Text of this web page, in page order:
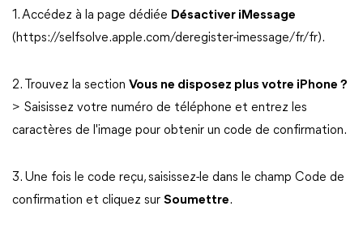
1. Accédez à la page dédiée Désactiver iMessage
(https://selfsolve.apple.com/deregister-imessage/fr/fr).
2. Trouvez la section Vous ne disposez plus votre iPhone ?
> Saisissez votre numéro de téléphone et entrez les
caractères de l'image pour obtenir un code de confirmation.
3. Une fois le code reçu, saisissez-le dans le champ Code de
confirmation et cliquez sur Soumettre.